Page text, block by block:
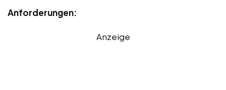
Anforderungen:
Anzeige